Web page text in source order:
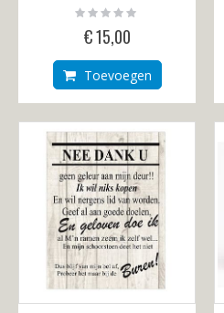
Rating:
€ 15,00
Toevoegen